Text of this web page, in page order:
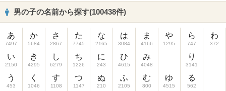
男の子の名前から探す(100438件)
あ
7497
い
2150
う
453
か
5684
き
4295
く
1046
さ
2867
し
6279
す
1108
た
7745
ち
1226
つ
1147
な
2165
に
243
ぬ
210
は
3084
ひ
4615
ふ
2105
ま
4166
み
4048
む
800
や
1295
ゆ
4515
ら
747
り
3141
る
562
わ
372